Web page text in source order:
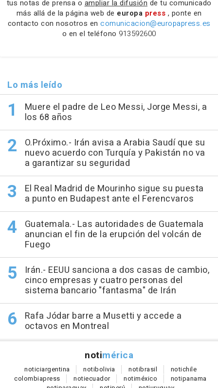
tus notas de prensa o ampliar la difusión de tu comunicado
más allá de la página web de europa press , ponte en
contacto con nosotros en comunicacion@europapress.es
o en el teléfono 913592600
Lo más leído
Muere el padre de Leo Messi, Jorge Messi, a
los 68 años
O.Próximo.- Irán avisa a Arabia Saudí que su
nuevo acuerdo con Turquía y Pakistán no va
a garantizar su seguridad
El Real Madrid de Mourinho sigue su puesta
a punto en Budapest ante el Ferencvaros
Guatemala.- Las autoridades de Guatemala
anuncian el fin de la erupción del volcán de
Fuego
Irán.- EEUU sanciona a dos casas de cambio,
cinco empresas y cuatro personas del
sistema bancario "fantasma" de Irán
Rafa Jódar barre a Musetti y accede a
octavos en Montreal
notimérica
noticiargentina notibolivia notibrasil notichile
colombiapress notiecuador notiméxico notipanama